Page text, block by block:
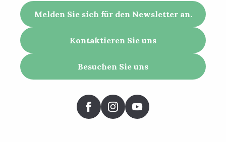
Melden Sie sich für den Newsletter an.
Kontaktieren Sie uns
Besuchen Sie uns